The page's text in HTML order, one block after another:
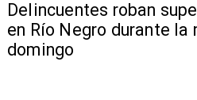
Delincuentes roban
en Río Negro durante la
domingo